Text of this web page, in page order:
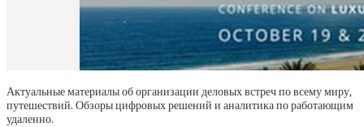
Актуальные материалы об организации деловых встреч по всему миру,
путешествий. Обзоры цифровых решений и аналитика по работающим
удаленно.